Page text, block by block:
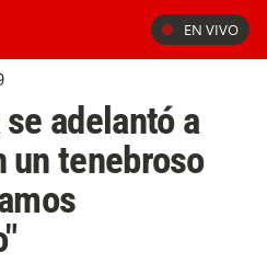
EN VIVO
adelantó a
un tenebroso